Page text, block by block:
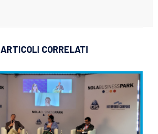
ARTICOLI CORRELATI